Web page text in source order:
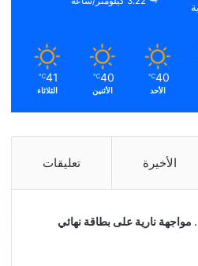
40
℃
الأحد
40
℃
الأثنين
41
℃
الثلاثاء
الأخيرة تعليقات
مواجهة نارية على بطاقة نهائي